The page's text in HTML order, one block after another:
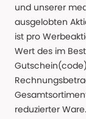
und unserer
ausgelobten
ist pro
Wert des im
reduzierter